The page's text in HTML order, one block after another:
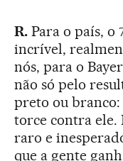
R.Para o país, o
incrível,
nós, para o
não só pelo
preto ou branco:
torce contra ele.
raro e
que a gente